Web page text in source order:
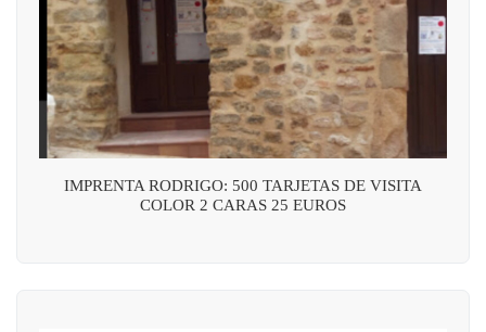
IMPRENTA RODRIGO: 500 TARJETAS DE VISITA
COLOR 2 CARAS 25 EUROS